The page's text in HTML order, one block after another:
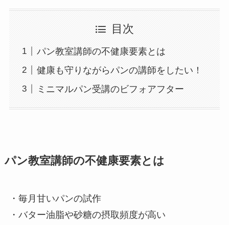
目次
パン教室講師の不健康要素とは
健康も守りながらパンの講師をしたい！
ミニマルパン受講のビフォアフター
パン教室講師の不健康要素とは
・毎月甘いパンの試作
・バター油脂や砂糖の摂取頻度が高い